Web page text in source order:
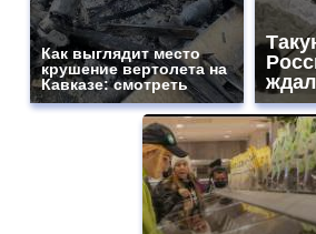
Как выглядит место
крушение вертолета на
Кавказе: смотреть